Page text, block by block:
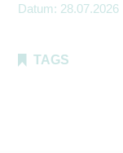
Datum: 28.07.2026
TAGS